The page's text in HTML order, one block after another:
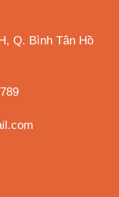
Q. Bình Tân Hồ